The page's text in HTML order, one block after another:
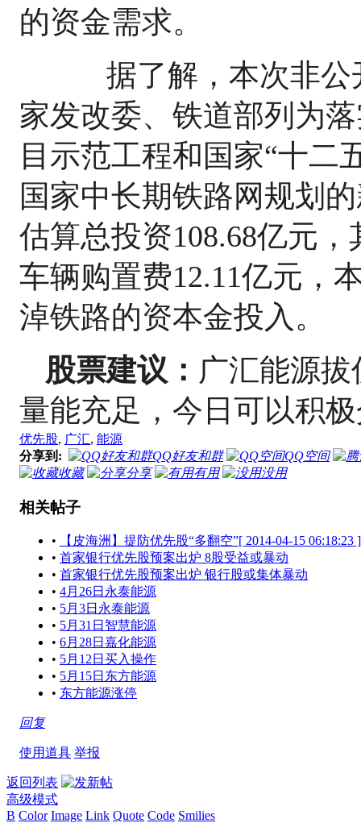
的资金需求。
据了解，本次非公
家发改委、铁道部列为
目示范工程和国家“十二
国家中长期铁路网规划
估算总投资108.68亿元
车辆购置费12.11亿元，
淖铁路的资本金投入。
股票建议： 广汇能源
量能充足，今日可以积
优先股, 广汇, 能源
分享到:
QQ好友和群
QQ空间
收藏
分享 有用 没用
相关帖子
•
【皮海洲】提防优先股“多翻空”[ 2014-04-15 06:18:23 ]
• 首家银行优先股预案出炉 8股受益或暴动
• 首家银行优先股预案出炉 银行股或集体暴动
• 4月26日永泰能源
• 5月3日永泰能源
• 5月31日智慧能源
• 6月28日嘉化能源
• 5月12日买入操作
• 5月15日东方能源
• 东方能源涨停
回复
使用道具 举报
返回列表
高级模式
B Color Image Link Quote Code Smilies